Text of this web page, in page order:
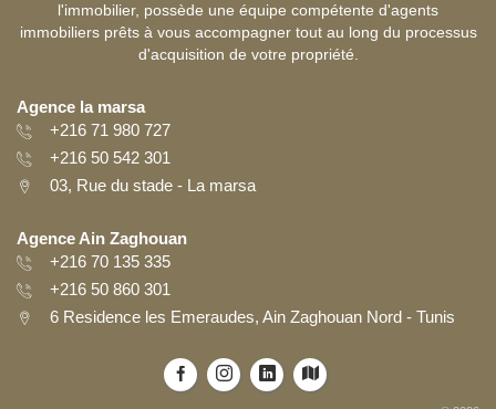
l'immobilier, possède une équipe compétente d'agents
immobiliers prêts à vous accompagner tout au long du processus
d'acquisition de votre propriété.
Agence la marsa
+216 71 980 727
+216 50 542 301
03, Rue du stade - La marsa
Agence Ain Zaghouan
+216 70 135 335
+216 50 860 301
6 Residence les Emeraudes, Ain Zaghouan Nord - Tunis